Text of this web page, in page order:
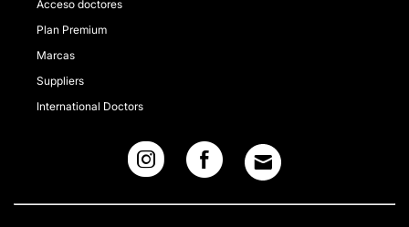
Acceso doctores
Plan Premium
Marcas
Suppliers
International Doctors